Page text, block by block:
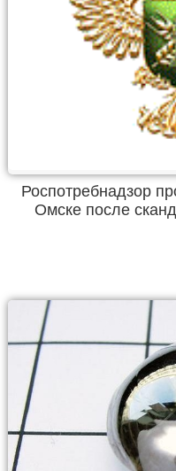
Роспотребнадзор
Омске после